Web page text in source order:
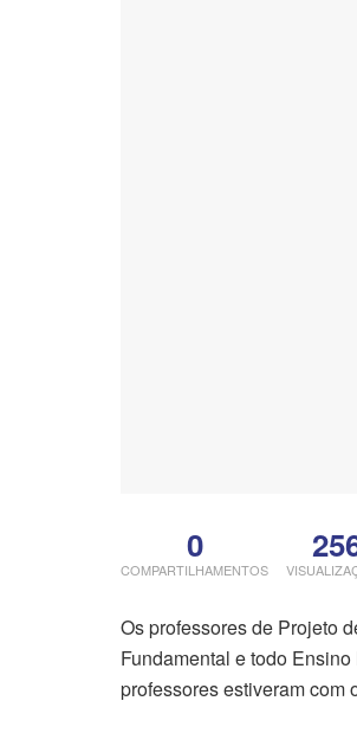
0
COMPARTILHAMENTOS
Os professores de Projeto
Fundamental e todo
professores estiveram com